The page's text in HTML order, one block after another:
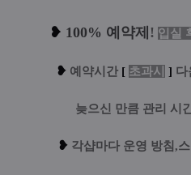
❥ 100% 예약제 ! 입실
❥ 예 약시간 [ 초과시 ] 다
늦으신 만큼 관리 시
❥ 각샵마다 운영 방침,